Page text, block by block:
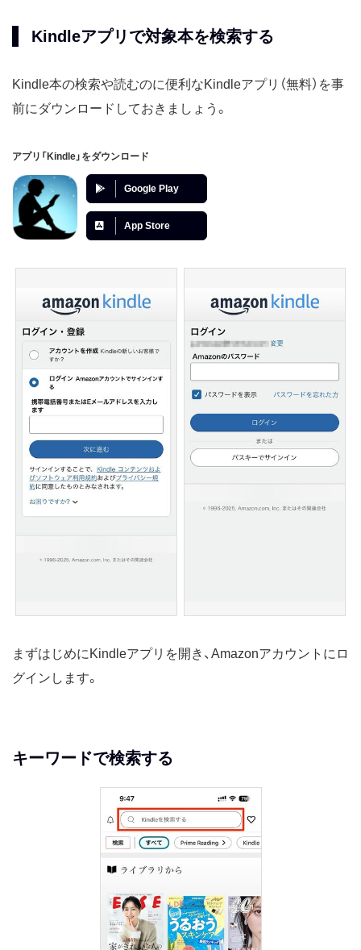
Kindleアプリで対象本を検索する
Kindle本の検索や読むのに便利なKindleアプリ（無料）を事
前にダウンロードしておきましょう。
アプリ「Kindle」をダウンロード
Google Play
App Store
まずはじめにKindleアプリを開き、Amazonアカウントにロ
グインします。
キーワードで検索する